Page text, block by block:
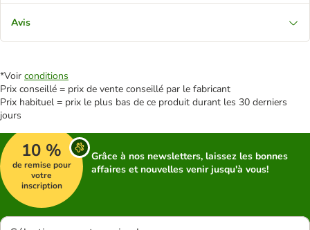
Avis
*Voir conditions
Prix conseillé = prix de vente conseillé par le fabricant
Prix habituel = prix le plus bas de ce produit durant les 30 derniers
jours
10 %
de remise pour
votre
inscription
Grâce à nos newsletters, laissez les bonnes
affaires et nouvelles venir jusqu'à vous!